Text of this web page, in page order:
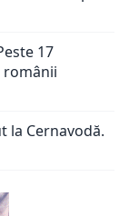
17
românii
la Cernavodă.